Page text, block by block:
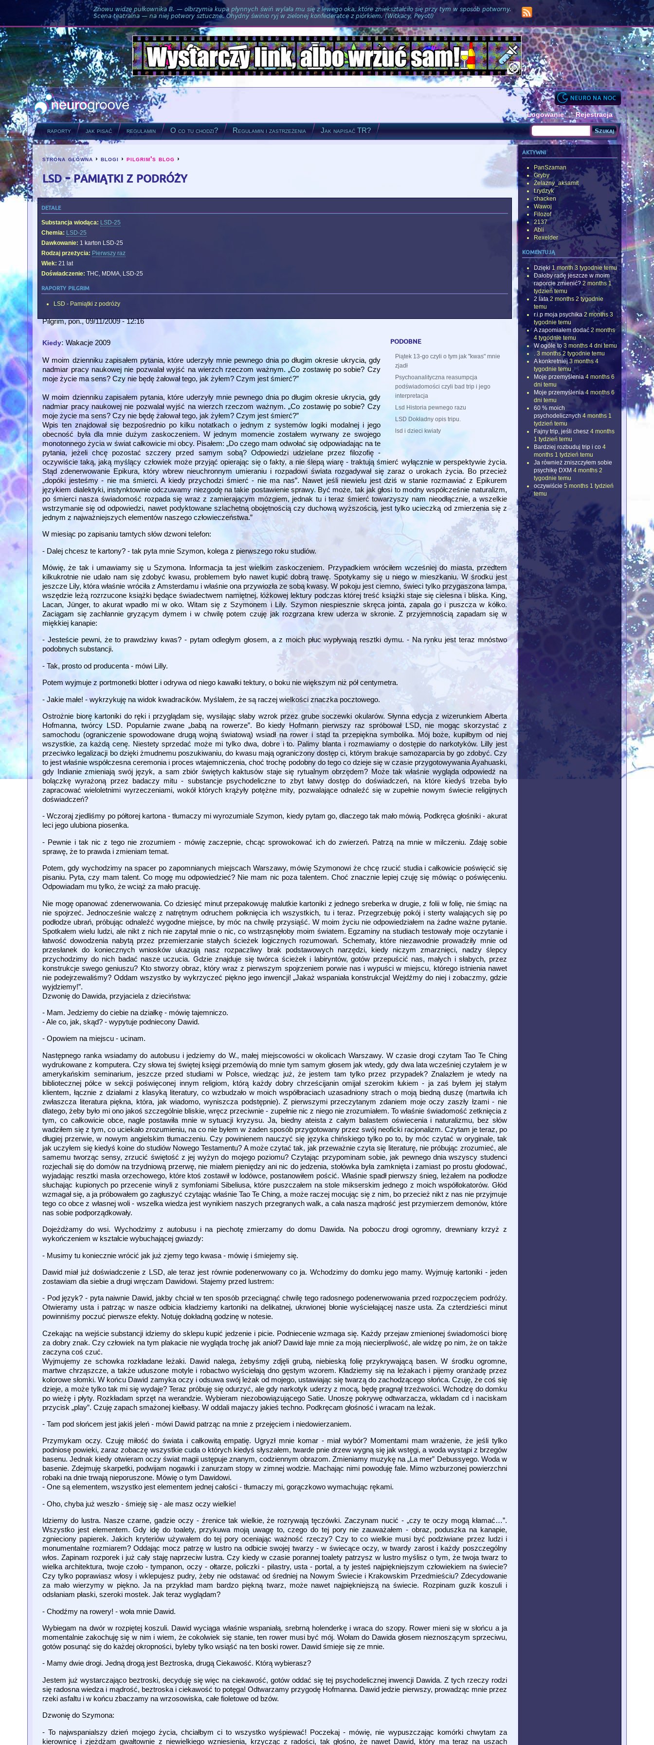
Znowu widzę pułkownika B. — olbrzymia kupa płynnych świń wylała mu się z lewego oka, które zniekształciło się przy tym w sposób potworny.
Scena teatralna — na niej potwory sztuczne. Ohydny świnio ryj w zielonej konfederatce z piórkiem. (Witkacy, Peyotl)
Logowanie Rejestracja
raporty jak pisać regulamin O co tu chodzi? Regulamin i zastrzeżenia Jak napisać TR?
Formularz wyszukiwania
you are here
strona główna ›blogi ›pilgrim's blog ›
lsd - pamiątki z podróży
detale
Substancja wiodąca: LSD-25
Chemia: LSD-25
Dawkowanie: 1 karton LSD-25
Rodzaj przeżycia: Pierwszy raz
Wiek: 21 lat
Doświadczenie: THC, MDMA, LSD-25
raporty pilgrim
LSD - Pamiątki z podróży
Pilgrim, pon., 09/11/2009 - 12:16
podobne
Piątek 13-go czyli o tym jak "kwas" mnie
zjadł
Psychoanalityczna reasumpcja
podświadomości czyli bad trip i jego
interpretacja
Lsd Historia pewnego razu
LSD Dokładny opis tripu.
lsd i dzieci kwiaty
Kiedy: Wakacje 2009
W moim dzienniku zapisałem pytania, które uderzyły mnie pewnego dnia po długim okresie ukrycia, gdy
nadmiar pracy naukowej nie pozwalał wyjść na wierzch rzeczom ważnym. „Co zostawię po sobie? Czy
moje życie ma sens? Czy nie będę żałował tego, jak żyłem? Czym jest śmierć?”
W moim dzienniku zapisałem pytania, które uderzyły mnie pewnego dnia po długim okresie ukrycia, gdy
nadmiar pracy naukowej nie pozwalał wyjść na wierzch rzeczom ważnym. „Co zostawię po sobie? Czy
moje życie ma sens? Czy nie będę żałował tego, jak żyłem? Czym jest śmierć?”
Wpis ten znajdował się bezpośrednio po kilku notatkach o jednym z systemów logiki modalnej i jego
obecność była dla mnie dużym zaskoczeniem. W jednym momencie zostałem wyrwany ze swojego
monotonnego życia w świat całkowicie mi obcy. Pisałem: „Do czego mam odwołać się odpowiadając na te
pytania, jeżeli chcę pozostać szczery przed samym sobą? Odpowiedzi udzielane przez filozofię -
oczywiście taką, jaką myślący człowiek może przyjąć opierając się o fakty, a nie ślepą wiarę - traktują śmierć wyłącznie w perspektywie życia.
Stąd zdenerwowanie Epikura, który wbrew nieuchronnym umieraniu i rozpadowi świata rozgadywał się zaraz o urokach życia. Bo przecież
„dopóki jesteśmy - nie ma śmierci. A kiedy przychodzi śmierć - nie ma nas”. Nawet jeśli niewielu jest dziś w stanie rozmawiać z Epikurem
językiem dialektyki, instynktownie odczuwamy niezgodę na takie postawienie sprawy. Być może, tak jak głosi to modny współcześnie naturalizm,
po śmierci nasza świadomość rozpada się wraz z zamierającym mózgiem, jednak tu i teraz śmierć towarzyszy nam nieodłącznie, a wszelkie
wstrzymanie się od odpowiedzi, nawet podyktowane szlachetną obojętnością czy duchową wyższością, jest tylko ucieczką od zmierzenia się z
jednym z najważniejszych elementów naszego człowieczeństwa.”
W miesiąc po zapisaniu tamtych słów dzwoni telefon:
- Dalej chcesz te kartony? - tak pyta mnie Szymon, kolega z pierwszego roku studiów.
Mówię, że tak i umawiamy się u Szymona. Informacja ta jest wielkim zaskoczeniem. Przypadkiem wróciłem wcześniej do miasta, przedtem
kilkukrotnie nie udało nam się zdobyć kwasu, problemem było nawet kupić dobrą trawę. Spotykamy się u niego w mieszkaniu. W środku jest
jeszcze Lily, która właśnie wróciła z Amsterdamu i właśnie ona przywiozła ze sobą kwasy. W pokoju jest ciemno, świeci tylko przygaszona lampa,
wszędzie leżą rozrzucone książki będące świadectwem namiętnej, łóżkowej lektury podczas której treść książki staje się cielesna i bliska. King,
Lacan, Jünger, to akurat wpadło mi w oko. Witam się z Szymonem i Lily. Szymon niespiesznie skręca jointa, zapala go i puszcza w kółko.
Zaciągam się zachłannie gryzącym dymem i w chwilę potem czuję jak rozgrzana krew uderza w skronie. Z przyjemnością zapadam się w
miękkiej kanapie:
- Jesteście pewni, że to prawdziwy kwas? - pytam odległym głosem, a z moich płuc wypływają resztki dymu. - Na rynku jest teraz mnóstwo
podobnych substancji.
- Tak, prosto od producenta - mówi Lilly.
Potem wyjmuje z portmonetki blotter i odrywa od niego kawałki tektury, o boku nie większym niż pół centymetra.
- Jakie małe! - wykrzykuję na widok kwadracików. Myślałem, że są raczej wielkości znaczka pocztowego.
Ostrożnie biorę kartoniki do ręki i przyglądam się, wysilając słaby wzrok przez grube soczewki okularów. Słynna edycja z wizerunkiem Alberta
Hofmanna, twórcy LSD. Popularnie zwane „babą na rowerze”. Bo kiedy Hofmann pierwszy raz spróbował LSD, nie mogąc skorzystać z
samochodu (ograniczenie spowodowane drugą wojną światową) wsiadł na rower i stąd ta przepiękna symbolika. Mój boże, kupiłbym od niej
wszystkie, za każdą cenę. Niestety sprzedać może mi tylko dwa, dobre i to. Palimy blanta i rozmawiamy o dostępie do narkotyków. Lilly jest
przeciwko legalizacji bo dzięki żmudnemu poszukiwaniu, do kwasu mają ograniczony dostęp ci, którym brakuje samozaparcia by go zdobyć. Czy
to jest właśnie współczesna ceremonia i proces wtajemniczenia, choć trochę podobny do tego co dzieje się w czasie przygotowywania Ayahuaski,
gdy Indianie zmieniają swój język, a sam zbiór świętych kaktusów staje się rytualnym obrzędem? Może tak właśnie wygląda odpowiedź na
bolączkę wyrażoną przez badaczy mitu - substancje psychodeliczne to zbyt łatwy dostęp do doświadczeń, na które kiedyś trzeba było
zapracować wieloletnimi wyrzeczeniami, wokół których krążyły potężne mity, pozwalające odnaleźć się w zupełnie nowym świecie religijnych
doświadczeń?
- Wczoraj zjedliśmy po półtorej kartona - tłumaczy mi wyrozumiale Szymon, kiedy pytam go, dlaczego tak mało mówią. Podkręca głośniki - akurat
leci jego ulubiona piosenka.
- Pewnie i tak nic z tego nie zrozumiem - mówię zaczepnie, chcąc sprowokować ich do zwierzeń. Patrzą na mnie w milczeniu. Zdaję sobie
sprawę, że to prawda i zmieniam temat.
Potem, gdy wychodzimy na spacer po zapomnianych miejscach Warszawy, mówię Szymonowi że chcę rzucić studia i całkowicie poświęcić się
pisaniu. Pyta, czy mam talent. Co mogę mu odpowiedzieć? Nie mam nic poza talentem. Choć znacznie lepiej czuję się mówiąc o poświęceniu.
Odpowiadam mu tylko, że wciąż za mało pracuję.
Nie mogę opanować zdenerwowania. Co dziesięć minut przepakowuję malutkie kartoniki z jednego sreberka w drugie, z folii w folię, nie śmiąc na
nie spojrzeć. Jednocześnie walczę z natrętnym odruchem połknięcia ich wszystkich, tu i teraz. Przegrzebuję pokój i sterty walających się po
podłodze ubrań, próbując odnaleźć wygodne miejsce, by móc na chwilę przysiąść. W moim życiu nie odpowiedziałem na żadne ważne pytanie.
Spotkałem wielu ludzi, ale nikt z nich nie zapytał mnie o nic, co wstrząsnęłoby moim światem. Egzaminy na studiach testowały moje oczytanie i
łatwość dowodzenia nabytą przez przemierzanie stałych ścieżek logicznych rozumowań. Schematy, które niezawodnie prowadziły mnie od
przesłanek do koniecznych wniosków ukazują nasz rozpaczliwy brak podstawowych narzędzi, kiedy niczym zmarznięci, nadzy ślepcy
przychodzimy do nich badać nasze uczucia. Gdzie znajduje się twórca ścieżek i labiryntów, gotów przepuścić nas, małych i słabych, przez
konstrukcje swego geniuszu? Kto stworzy obraz, który wraz z pierwszym spojrzeniem porwie nas i wypuści w miejscu, którego istnienia nawet
nie podejrzewaliśmy? Oddam wszystko by wykrzyczeć piękno jego inwencji! „Jakaż wspaniała konstrukcja! Wejdźmy do niej i zobaczmy, gdzie
wyjdziemy!”.
Dzwonię do Dawida, przyjaciela z dzieciństwa:
- Mam. Jedziemy do ciebie na działkę - mówię tajemniczo.
- Ale co, jak, skąd? - wypytuje podniecony Dawid.
- Opowiem na miejscu - ucinam.
Następnego ranka wsiadamy do autobusu i jedziemy do W., małej miejscowości w okolicach Warszawy. W czasie drogi czytam Tao Te Ching
wydrukowane z komputera. Czy słowa tej świętej księgi przemówią do mnie tym samym głosem jak wtedy, gdy dwa lata wcześniej czytałem je w
amerykańskim seminarium, jeszcze przed studiami w Polsce, wiedząc już, że jestem tam tylko przez przypadek? Znalazłem je wtedy na
bibliotecznej półce w sekcji poświęconej innym religiom, którą każdy dobry chrześcijanin omijał szerokim łukiem - ja zaś byłem jej stałym
klientem, łącznie z działami z klasyką literatury, co wzbudzało w moich współbraciach uzasadniony strach o moją biedną duszę (martwiła ich
zwłaszcza literatura piękna, która, jak wiadomo, wyniszcza podstępnie). Z pierwszymi przeczytanym zdaniem moje oczy zaszły łzami - nie
dlatego, żeby było mi ono jakoś szczególnie bliskie, wręcz przeciwnie - zupełnie nic z niego nie zrozumiałem. To właśnie świadomość zetknięcia z
tym, co całkowicie obce, nagle postawiła mnie w sytuacji kryzysu. Ja, biedny ateista z całym balastem oświecenia i naturalizmu, bez słów
wadziłem się z tym, co uciekało zrozumieniu, na co nie byłem w żaden sposób przygotowany przez swój neoficki racjonalizm. Czytam je teraz, po
długiej przerwie, w nowym angielskim tłumaczeniu. Czy powinienem nauczyć się języka chińskiego tylko po to, by móc czytać w oryginale, tak
jak uczyłem się kiedyś koine do studiów Nowego Testamentu? A może czytać tak, jak przeważnie czyta się literaturę, nie próbując zrozumieć, ale
samemu tworząc sensy, zrzucić świętość z jej wyżyn do mojego poziomu? Czytając przypominam sobie, jak pewnego dnia wszyscy studenci
rozjechali się do domów na trzydniową przerwę, nie miałem pieniędzy ani nic do jedzenia, stołówka była zamknięta i zamiast po prostu głodować,
wyjadając resztki masła orzechowego, które ktoś zostawił w lodówce, postanowiłem pościć. Właśnie spadł pierwszy śnieg, leżałem na podłodze
słuchając kupionych po przecenie winyli z symfoniami Sibeliusa, które puszczałem na stole mikserskim jednego z moich współlokatorów. Głód
wzmagał się, a ja próbowałem go zagłuszyć czytając właśnie Tao Te Ching, a może raczej mocując się z nim, bo przecież nikt z nas nie przyjmuje
tego co obce z własnej woli - wszelka wiedza jest wynikiem naszych przegranych walk, a cała nasza mądrość jest przymierzem demonów, które
nas sobie podporządkowały.
Dojeżdżamy do wsi. Wychodzimy z autobusu i na piechotę zmierzamy do domu Dawida. Na poboczu drogi ogromny, drewniany krzyż z
wykończeniem w kształcie wybuchającej gwiazdy:
- Musimy tu koniecznie wrócić jak już zjemy tego kwasa - mówię i śmiejemy się.
Dawid miał już doświadczenie z LSD, ale teraz jest równie podenerwowany co ja. Wchodzimy do domku jego mamy. Wyjmuję kartoniki - jeden
zostawiam dla siebie a drugi wręczam Dawidowi. Stajemy przed lustrem:
- Pod język? - pyta naiwnie Dawid, jakby chciał w ten sposób przeciągnąć chwilę tego radosnego podenerwowania przed rozpoczęciem podróży.
Otwieramy usta i patrząc w nasze odbicia kładziemy kartoniki na delikatnej, ukrwionej błonie wyściełającej nasze usta. Za czterdzieści minut
powinniśmy poczuć pierwsze efekty. Notuję dokładną godzinę w notesie.
Czekając na wejście substancji idziemy do sklepu kupić jedzenie i picie. Podniecenie wzmaga się. Każdy przejaw zmienionej świadomości biorę
za dobry znak. Czy człowiek na tym plakacie nie wygląda trochę jak anioł? Dawid łaje mnie za moją niecierpliwość, ale widzę po nim, że on także
zaczyna coś czuć.
Wyjmujemy ze schowka rozkładane leżaki. Dawid nalega, żebyśmy zdjęli grubą, niebieską folię przykrywającą basen. W środku ogromne,
martwe chrząszcze, a także uduszone motyle i robactwo wyściełają dno gęstym wzorem. Kładziemy się na leżakach i pijemy oranżadę przez
kolorowe słomki. W końcu Dawid zamyka oczy i odsuwa swój leżak od mojego, ustawiając się twarzą do zachodzącego słońca. Czuję, że coś się
dzieje, a może tylko tak mi się wydaje? Teraz próbuję się odurzyć, ale gdy narkotyk uderzy z mocą, będę pragnął trzeźwości. Wchodzę do domku
po wieżę i płyty. Rozkładam sprzęt na werandzie. Wybieram niezobowiązującego Satie. Unoszę pokrywę odtwarzacza, wkładam cd i naciskam
przycisk „play”. Czuję zapach smażonej kiełbasy. W oddali majaczy jakieś techno. Podkręcam głośność i wracam na leżak.
- Tam pod słońcem jest jakiś jeleń - mówi Dawid patrząc na mnie z przejęciem i niedowierzaniem.
Przymykam oczy. Czuję miłość do świata i całkowitą empatię. Ugryzł mnie komar - miał wybór? Momentami mam wrażenie, że jeśli tylko
podniosę powieki, zaraz zobaczę wszystkie cuda o których kiedyś słyszałem, twarde pnie drzew wygną się jak wstęgi, a woda wystąpi z brzegów
basenu. Jednak kiedy otwieram oczy świat magii ustępuje znanym, codziennym obrazom. Zmieniamy muzykę na „La mer” Debussyego. Woda w
basenie. Zdejmuję skarpetki, podwijam nogawki i zanurzam stopy w zimnej wodzie. Machając nimi powoduję fale. Mimo wzburzonej powierzchni
robaki na dnie trwają nieporuszone. Mówię o tym Dawidowi.
- One są elementem, wszystko jest elementem jednej całości - tłumaczy mi, gorączkowo wymachując rękami.
- Oho, chyba już weszło - śmieję się - ale masz oczy wielkie!
Idziemy do lustra. Nasze czarne, gadzie oczy - źrenice tak wielkie, że rozrywają tęczówki. Zaczynam nucić - „czy te oczy mogą kłamać…”.
Wszystko jest elementem. Gdy idę do toalety, przykuwa moją uwagę to, czego do tej pory nie zauważałem - obraz, poduszka na kanapie,
zgnieciony papierek. Jakich kryteriów używałem do tej pory oceniając ważność rzeczy? Czy to co wielkie musi być podziwiane przez ludzi i
monumentalne rozmiarem? Oddając mocz patrzę w lustro na odbicie swojej twarzy - w świecące oczy, w twardy zarost i każdy poszczególny
włos. Zapinam rozporek i już cały staję naprzeciw lustra. Czy kiedy w czasie porannej toalety patrzysz w lustro myślisz o tym, że twoja twarz to
wielka architektura, twoje czoło - tympanon, oczy - ołtarze, policzki - pilastry, usta - portal, a ty jesteś najpiękniejszym człowiekiem na świecie?
Czy tylko poprawiasz włosy i wklepujesz pudry, żeby nie odstawać od średniej na Nowym Świecie i Krakowskim Przedmieściu? Zdecydowanie
za mało wierzymy w piękno. Ja na przykład mam bardzo piękną twarz, może nawet najpiękniejszą na świecie. Rozpinam guzik koszuli i
odsłaniam płaski, szeroki mostek. Jak teraz wyglądam?
- Chodźmy na rowery! - woła mnie Dawid.
Wybiegam na dwór w rozpiętej koszuli. Dawid wyciąga właśnie wspaniałą, srebrną holenderkę i wraca do szopy. Rower mieni się w słońcu a ja
momentalnie zakochuję się w nim i wiem, że cokolwiek się stanie, ten rower musi być mój. Wołam do Dawida głosem nieznoszącym sprzeciwu,
gotów posunąć się do każdej okropności, byleby tylko wsiąść na ten boski rower. Dawid śmieje się ze mnie.
- Mamy dwie drogi. Jedną drogą jest Beztroska, drugą Ciekawość. Którą wybierasz?
Jestem już wystarczająco beztroski, decyduję się więc na ciekawość, gotów oddać się tej psychodelicznej inwencji Dawida. Z tych rzeczy rodzi
się radosna wiedza i mądrość, beztroska i ciekawość to potęga! Odtwarzamy przygodę Hofmanna. Dawid jedzie pierwszy, prowadząc mnie przez
rzeki asfaltu i w końcu zbaczamy na wrzosowiska, całe fioletowe od bzów.
Dzwonię do Szymona:
- To najwspanialszy dzień mojego życia, chciałbym ci to wszystko wyśpiewać! Poczekaj - mówię, nie wypuszczając komórki chwytam za
kierownicę i zjeżdżam gwałtownie z niewielkiego wzniesienia, krzycząc z radości, tak głośno, że nawet Dawid, który ma teraz na uszach
aktywni
PanSzaman
Gryby
Żelazny_aksamit
t.rydzyk
chacken
Wawoj
Filozof
2137
Abli
Rexelder
komentują
Dzięki 1 month 3 tygodnie temu
Dałoby radę jeszcze w moim
raporcie zmienić? 2 months 1
tydzień temu
2 lata 2 months 2 tygodnie
temu
r.i.p moja psychika 2 months 3
tygodnie temu
A zapomiałem dodać 2 months
4 tygodnie temu
W ogóle to 3 months 4 dni temu
3 months 2 tygodnie temu
A konkretniej 3 months 4
tygodnie temu
Moje przemyślenia 4 months 6
dni temu
Moje przemyślenia 4 months 6
dni temu
60 % moich
psychodelicznych 4 months 1
tydzień temu
Fajny trip, jeśli chesz 4 months
1 tydzień temu
Bardziej rozbuduj trip i co 4
months 1 tydzień temu
Ja również zniszczyłem sobie
psychikę DXM 4 months 2
tygodnie temu
oczywiście 5 months 1 tydzień
temu